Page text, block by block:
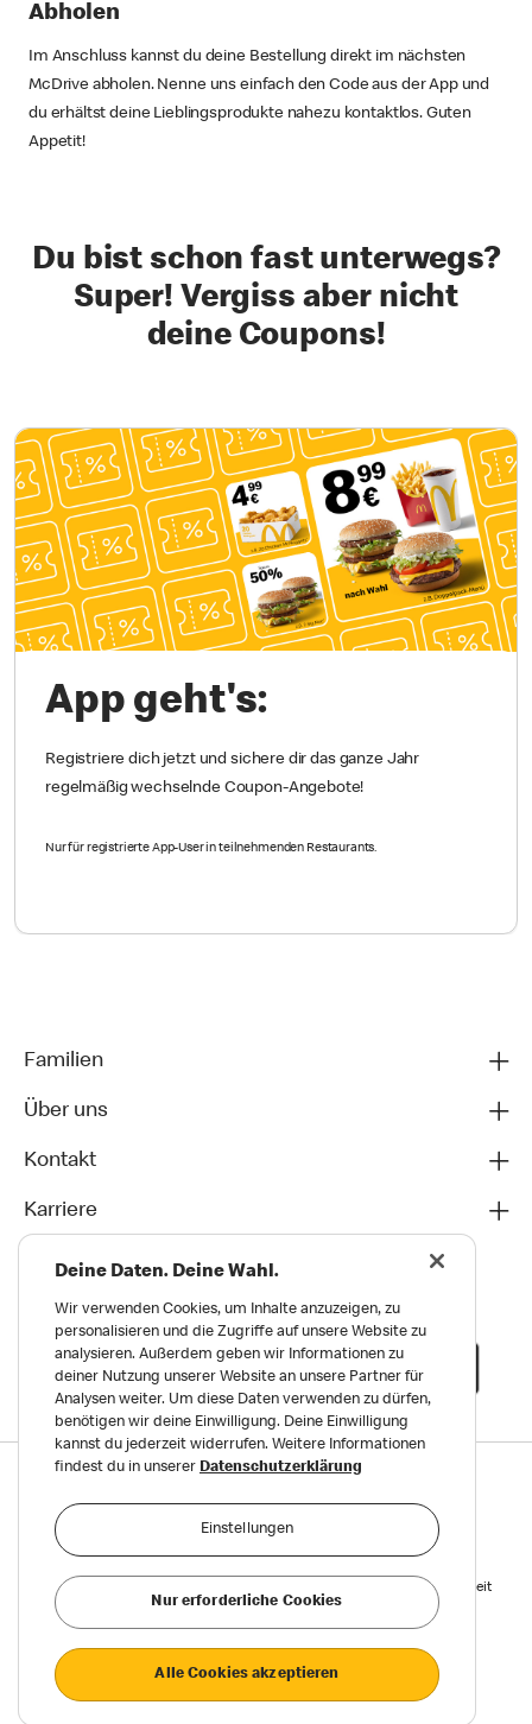
Abholen
Im Anschluss kannst du deine Bestellung direkt im nächsten
McDrive abholen. Nenne uns einfach den Code aus der App und
du erhältst deine Lieblingsprodukte nahezu kontaktlos. Guten
Appetit!
Du bist schon fast unterwegs?
Super! Vergiss aber nicht
deine Coupons!
App geht's:
Registriere dich jetzt und sichere dir das ganze Jahr
regelmäßig wechselnde Coupon-Angebote!
Nur für registrierte App-User in teilnehmenden Restaurants.
Familien
Über uns
Kontakt
Karriere
Datenschutz
Reports on Human and Environmental Rights Erklärung zur Barrierefreiheit
Privatsphäre Einstellungen
©2026 McDonald’s. Alle Rechte vorbehalten.
Deine Daten. Deine Wahl.
Wir verwenden Cookies, um Inhalte anzuzeigen, zu
personalisieren und die Zugriffe auf unsere Website zu
analysieren. Außerdem geben wir Informationen zu
deiner Nutzung unserer Website an unsere Partner für
Analysen weiter. Um diese Daten verwenden zu dürfen,
benötigen wir deine Einwilligung. Deine Einwilligung
kannst du jederzeit widerrufen. Weitere Informationen
findest du in unserer Datenschutzerklärung
Einstellungen
Nur erforderliche Cookies
Alle Cookies akzeptieren